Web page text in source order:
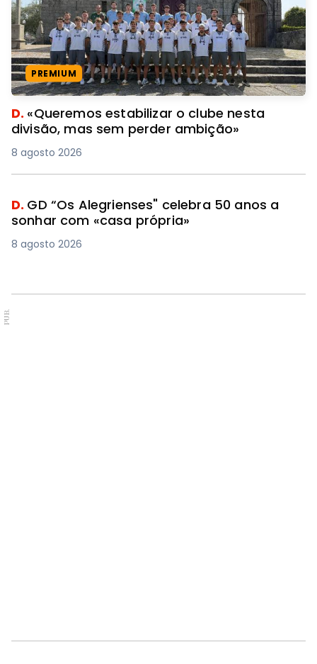
PREMIUM
D. «Queremos estabilizar o clube nesta
divisão, mas sem perder ambição»
8 agosto 2026
D. GD “Os Alegrienses" celebra 50 anos a
sonhar com «casa própria»
8 agosto 2026
PUB.